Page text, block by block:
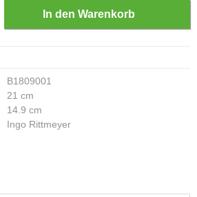
In den Warenkorb
B1809001
21 cm
14.9 cm
Ingo Rittmeyer